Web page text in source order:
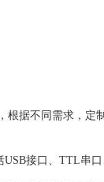
根据不同需求，
接口、TTL串